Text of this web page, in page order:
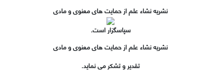
نشریه نشاء علم از حمایت های معنوی و مادی
سپاسگزار است.
نشریه نشاء علم از حمایت های معنوی و مادی
تقدیر و تشکر می نماید.